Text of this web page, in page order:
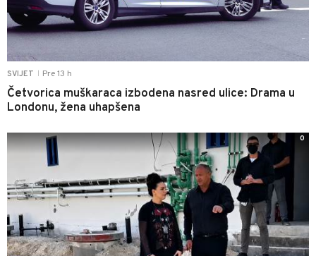
SVIJET Pre 13 h
Četvorica muškaraca izbodena nasred ulice: Drama u
Londonu, žena uhapšena
0